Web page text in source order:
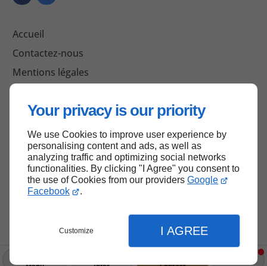
Your privacy is our priority
We use Cookies to improve user experience by
personalising content and ads, as well as
analyzing traffic and optimizing social networks
functionalities. By clicking "I Agree" you consent to
the use of Cookies from our providers Google
Facebook
.
Customize I AGREE
Accueil
Contactez-nous
Mentions légales
Haut de page